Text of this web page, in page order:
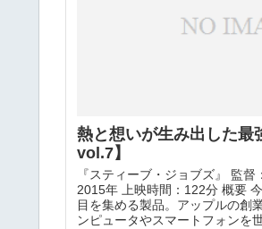
熱と想いが生み出した最
vol.7】
『スティーブ・ジョブズ』 監督
2015年 上映時間：122分 概要
目を集める製品。アップルの創
ンピュータやスマートフォンを